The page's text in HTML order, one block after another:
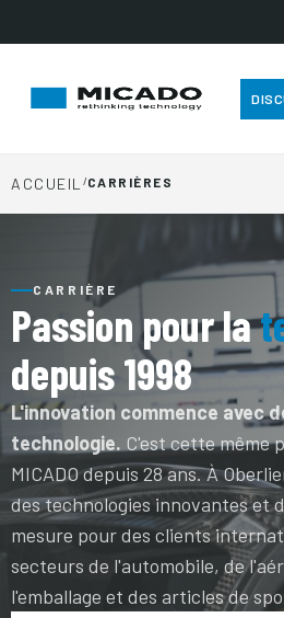
ACCUEIL /CARRIÈRES
CARRIÈRE
Passion pour la
depuis 1998
L'innovation commence avec
technologie. C'est cette même
MICADO depuis 28 ans. À
des technologies innovantes et
mesure pour des clients
secteurs de l'automobile, de
l'emballage et des articles de